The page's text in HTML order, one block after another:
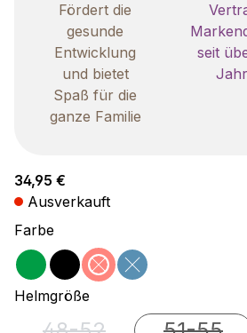
Fördert die
gesunde
Entwicklung
und bietet
Spaß für die
ganze Familie
seit
Regulärer Preis:
34,95 €
Ausverkauft
Farbeauswählen
grünschwarz
rot
(Diese Option ist
blau
(Diese Option
Helmgrößeauswählen